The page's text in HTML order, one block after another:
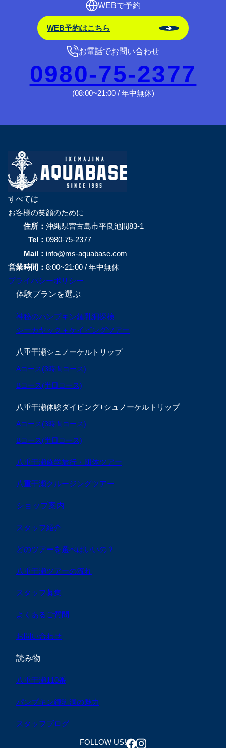
WEBで予約
WEB予約はこちら
お電話でお問い合わせ
0980-75-2377
(08:00~21:00 / 年中無休)
すべては
お客様の笑顔のために
住所： 沖縄県宮古島市平良池間83-1
Tel： 0980-75-2377
Mail： info@ms-aquabase.com
営業時間： 8:00~21:00 / 年中無休
プライバシーポリシー
体験プランを選ぶ
神秘のパンプキン鍾乳洞探検
シーカヤック＋ケイビングツアー
八重干瀬シュノーケルトリップ
Aコース(3時間コース)
Bコース(半日コース)
八重干瀬体験ダイビング+シュノーケルトリップ
Aコース(3時間コース)
Bコース(半日コース)
八重干瀬修学旅行・団体ツアー
八重干瀬クルージングツアー
ショップ案内
スタッフ紹介
どのツアーを選べばいいの？
八重干瀬ツアーの流れ
スタッフ募集
よくあるご質問
お問い合わせ
読み物
八重干瀬110番
パンプキン鍾乳洞の魅力
スタッフブログ
FOLLOW US!